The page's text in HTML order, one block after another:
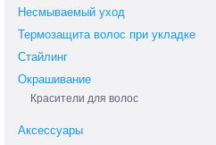
Несмываемый уход
Термозащита волос при укладке
Стайлинг
Окрашивание
Красители для волос
Аксессуары